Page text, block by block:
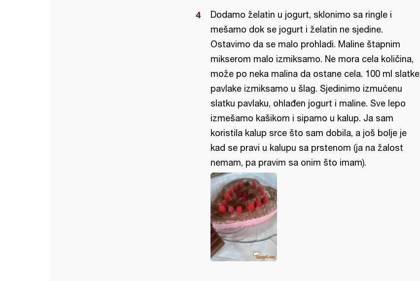
Dodamo želatin u jogurt, sklonimo sa ringle i
mešamo dok se jogurt i želatin ne sjedine.
Ostavimo da se malo prohladi. Maline štapnim
mikserom malo izmiksamo. Ne mora cela količina,
može po neka malina da ostane cela. 100 ml slatke
pavlake izmiksamo u šlag. Sjedinimo izmućenu
slatku pavlaku, ohlađen jogurt i maline. Sve lepo
izmešamo kašikom i sipamo u kalup. Ja sam
koristila kalup srce što sam dobila, a još bolje je
kad se pravi u kalupu sa prstenom (ja na žalost
nemam, pa pravim sa onim što imam).